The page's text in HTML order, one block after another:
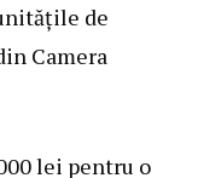
de
Camera
lei pentru o